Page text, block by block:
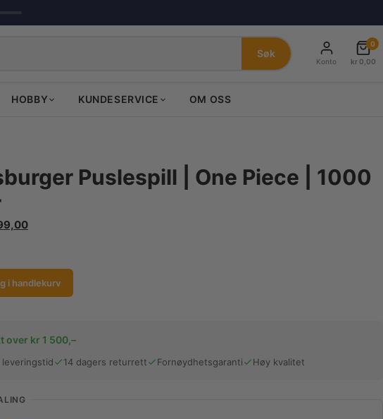
Søk
Konto
0
kr 0,00
HOBBY KUNDESERVICE OM OSS
Puslespill | One Piece | 1000
Nåværende
kr 199,00.
i handlekurv
over kr 1 500,–
leveringstid 14 dagers returrett Fornøydhetsgaranti Høy kvalitet